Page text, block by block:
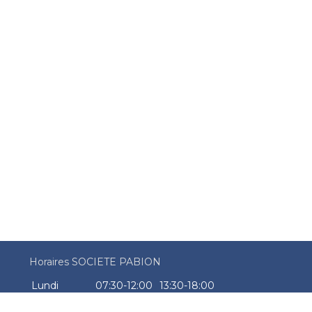
Horaires SOCIETE PABION
Lundi
07:30-12:00
13:30-18:00